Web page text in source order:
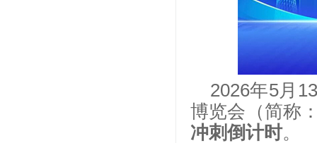
2026年5月
博览会（简称
冲刺倒计时。